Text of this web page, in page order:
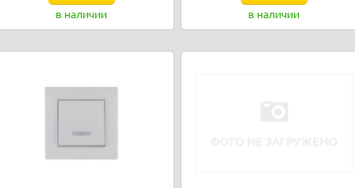
в наличии
в наличии